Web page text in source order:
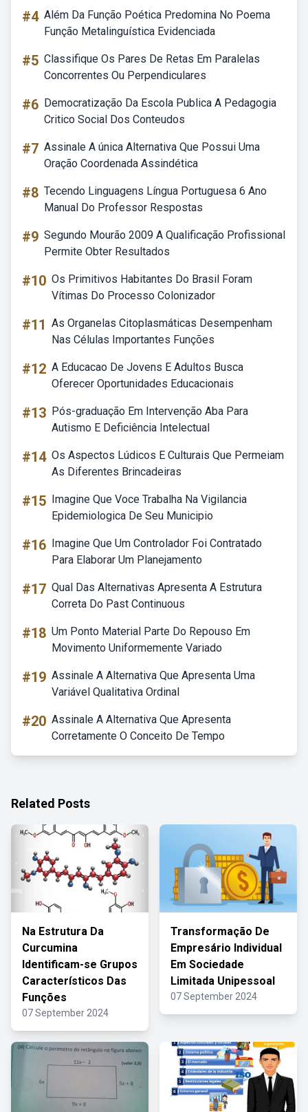
#4 Além Da Função Poética Predomina No Poema
Função Metalinguística Evidenciada
#5 Classifique Os Pares De Retas Em Paralelas
Concorrentes Ou Perpendiculares
#6 Democratização Da Escola Publica A Pedagogia
Critico Social Dos Conteudos
#7 Assinale A única Alternativa Que Possui Uma
Oração Coordenada Assindética
#8 Tecendo Linguagens Língua Portuguesa 6 Ano
Manual Do Professor Respostas
#9 Segundo Mourão 2009 A Qualificação Profissional
Permite Obter Resultados
#10 Os Primitivos Habitantes Do Brasil Foram
Vítimas Do Processo Colonizador
#11 As Organelas Citoplasmáticas Desempenham
Nas Células Importantes Funções
#12 A Educacao De Jovens E Adultos Busca
Oferecer Oportunidades Educacionais
#13 Pós-graduação Em Intervenção Aba Para
Autismo E Deficiência Intelectual
#14 Os Aspectos Lúdicos E Culturais Que Permeiam
As Diferentes Brincadeiras
#15 Imagine Que Voce Trabalha Na Vigilancia
Epidemiologica De Seu Municipio
#16 Imagine Que Um Controlador Foi Contratado
Para Elaborar Um Planejamento
#17 Qual Das Alternativas Apresenta A Estrutura
Correta Do Past Continuous
#18 Um Ponto Material Parte Do Repouso Em
Movimento Uniformemente Variado
#19 Assinale A Alternativa Que Apresenta Uma
Variável Qualitativa Ordinal
#20 Assinale A Alternativa Que Apresenta
Corretamente O Conceito De Tempo
Related Posts
Na Estrutura Da
Curcumina
Identificam-se Grupos
Característicos Das
Funções
07 September 2024
Transformação De
Empresário Individual
Em Sociedade
Limitada Unipessoal
07 September 2024